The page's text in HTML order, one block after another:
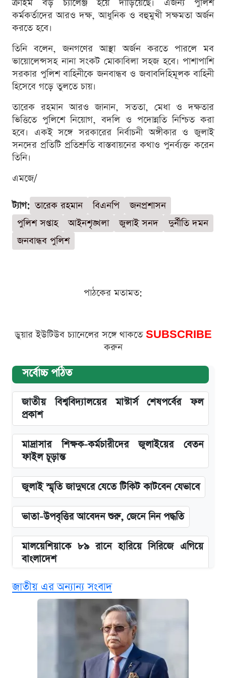
ক্রাইম বড় চ্যালেঞ্জ হয়ে দাঁড়িয়েছে। এজন্য পুলিশ
কর্মকর্তাদের আরও দক্ষ, আধুনিক ও বহুমুখী সক্ষমতা অর্জন
করতে হবে।
তিনি বলেন, জনগণের আস্থা অর্জন করতে পারলে মব
ভায়োলেন্সসহ নানা সংকট মোকাবিলা সহজ হবে। পাশাপাশি
সরকার পুলিশ বাহিনীকে জনবান্ধব ও জবাবদিহিমূলক বাহিনী
হিসেবে গড়ে তুলতে চায়।
তারেক রহমান আরও জানান, সততা, মেধা ও দক্ষতার
ভিত্তিতে পুলিশে নিয়োগ, বদলি ও পদোন্নতি নিশ্চিত করা
হবে। একই সঙ্গে সরকারের নির্বাচনী অঙ্গীকার ও জুলাই
সনদের প্রতিটি প্রতিশ্রুতি বাস্তবায়নের কথাও পুনর্ব্যক্ত করেন
তিনি।
এমজে/
ট্যাগ: তারেক রহমান বিএনপি
জনপ্রশাসন
পুলিশ সপ্তাহ
আইনশৃঙ্খলা জুলাই সনদ
দুর্নীতি দমন
জনবান্ধব পুলিশ
পাঠকের মতামত:
ডুয়ার ইউটিউব চ্যানেলের সঙ্গে থাকতে SUBSCRIBE
করুন
সর্বোচ্চ পঠিত
জাতীয় বিশ্ববিদ্যালয়ের মাস্টার্স শেষপর্বের ফল
প্রকাশ
মাদ্রাসার শিক্ষক-কর্মচারীদের জুলাইয়ের বেতন
ফাইল চূড়ান্ত
জুলাই স্মৃতি জাদুঘরে যেতে টিকিট কাটবেন যেভাবে
ভাতা-উপবৃত্তির আবেদন শুরু, জেনে নিন পদ্ধতি
মালয়েশিয়াকে ৮৯ রানে হারিয়ে সিরিজে এগিয়ে
বাংলাদেশ
এসএসসির ফল পুনঃনিরীক্ষণে আবেদন করবেন
যেভাবে
দাখিল ও কারিগরি বোর্ডের ফল দেখবেন যেভাবে
আজকের বাজারে স্বর্ণের দাম (৯ আগস্ট)
জাতীয় এর অন্যান্য সংবাদ